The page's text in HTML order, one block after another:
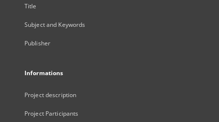
Title
Subject and Keywords
Publisher
Informations
Project description
Project Participants